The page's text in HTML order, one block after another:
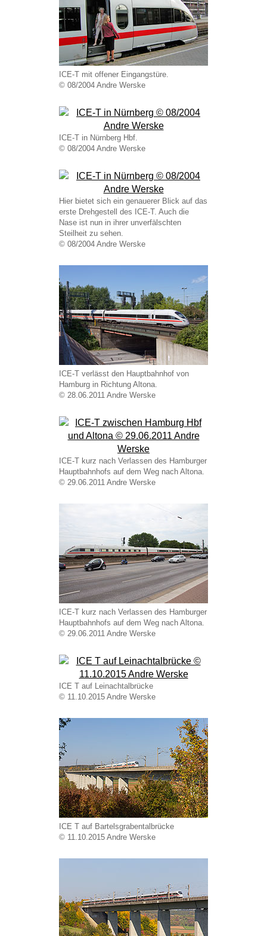
ICE-T mit offener Eingangstüre.
© 08/2004 Andre Werske
ICE-T in Nürnberg Hbf.
© 08/2004 Andre Werske
Hier bietet sich ein genauerer Blick auf das
erste Drehgestell des ICE-T. Auch die
Nase ist nun in ihrer unverfälschten
Steilheit zu sehen.
© 08/2004 Andre Werske
ICE-T verlässt den Hauptbahnhof von
Hamburg in Richtung Altona.
© 28.06.2011 Andre Werske
ICE-T kurz nach Verlassen des Hamburger
Hauptbahnhofs auf dem Weg nach Altona.
© 29.06.2011 Andre Werske
ICE-T kurz nach Verlassen des Hamburger
Hauptbahnhofs auf dem Weg nach Altona.
© 29.06.2011 Andre Werske
ICE T auf Leinachtalbrücke
© 11.10.2015 Andre Werske
ICE T auf Bartelsgrabentalbrücke
© 11.10.2015 Andre Werske